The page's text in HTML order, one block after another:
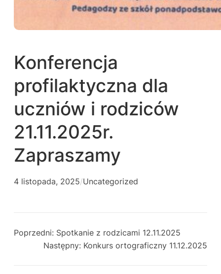
Konferencja
profilaktyczna dla
uczniów i rodziców
21.11.2025r.
Zapraszamy
4 listopada, 2025/Uncategorized
Poprzedni: Spotkanie z rodzicami 12.11.2025
Następny: Konkurs ortograficzny 11.12.2025